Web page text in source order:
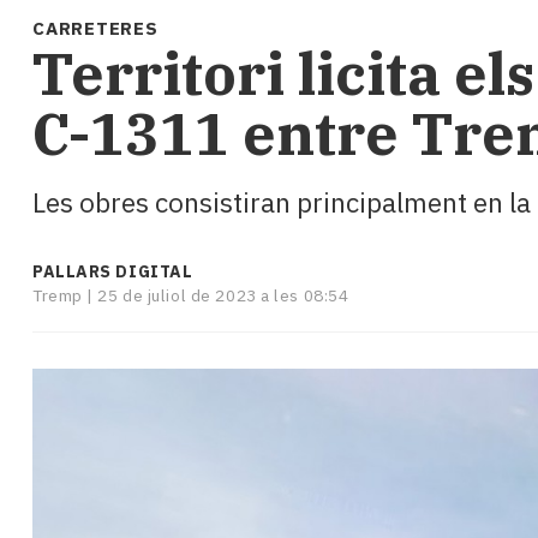
i
Cultura
Esports
Mai
tant!
i
El
temps
CARRETERES
Territori licita els
C-1311 entre
Les obres consistiran principalment en
PALLARS DIGITAL
Tremp | 25 de juliol de 2023 a les 08:54